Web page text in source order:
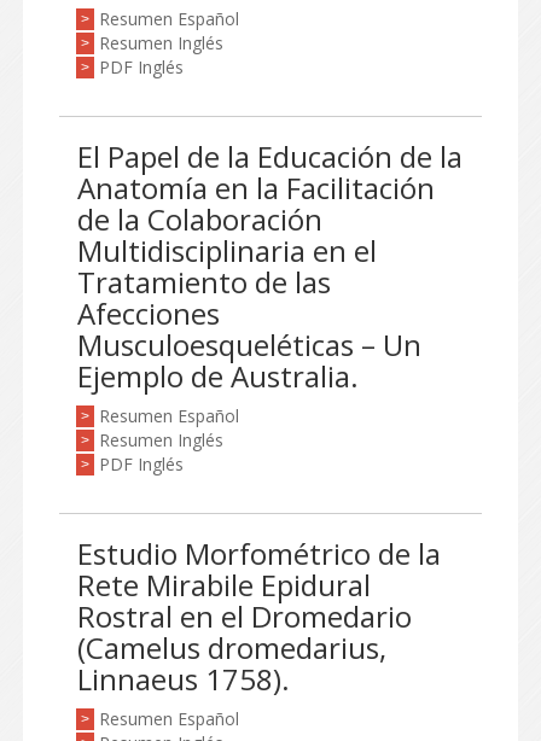
> Resumen Español
> Resumen Inglés
> PDF Inglés
El Papel de la Educación de la
Anatomía en la Facilitación
de la Colaboración
Multidisciplinaria en el
Tratamiento de las
Afecciones
Musculoesqueléticas – Un
Ejemplo de Australia.
> Resumen Español
> Resumen Inglés
> PDF Inglés
Estudio Morfométrico de la
Rete Mirabile Epidural
Rostral en el Dromedario
(Camelus dromedarius,
Linnaeus 1758).
> Resumen Español